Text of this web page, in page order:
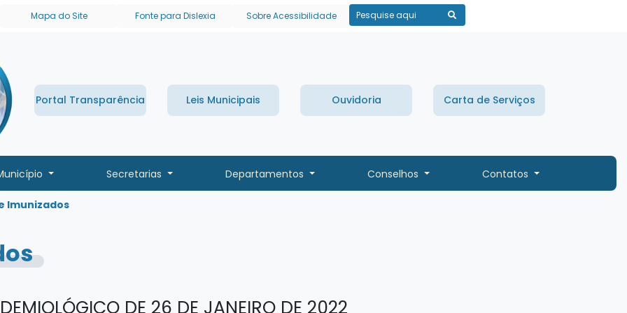
links de acessibilidade
Mapa do Site Fonte para Dislexia Sobre Acessibilidade Pesquisar
Portal Transparência Leis Municipais Ouvidoria Carta de Serviços
Secretarias Departamentos Conselhos Contatos
Imunizados
DE 26 DE JANEIRO DE 2022